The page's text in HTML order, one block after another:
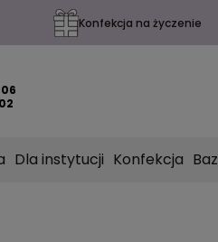
Konfekcja na życzenie
Dla instytucji Konfekcja